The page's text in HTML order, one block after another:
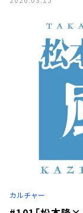
カルチャー